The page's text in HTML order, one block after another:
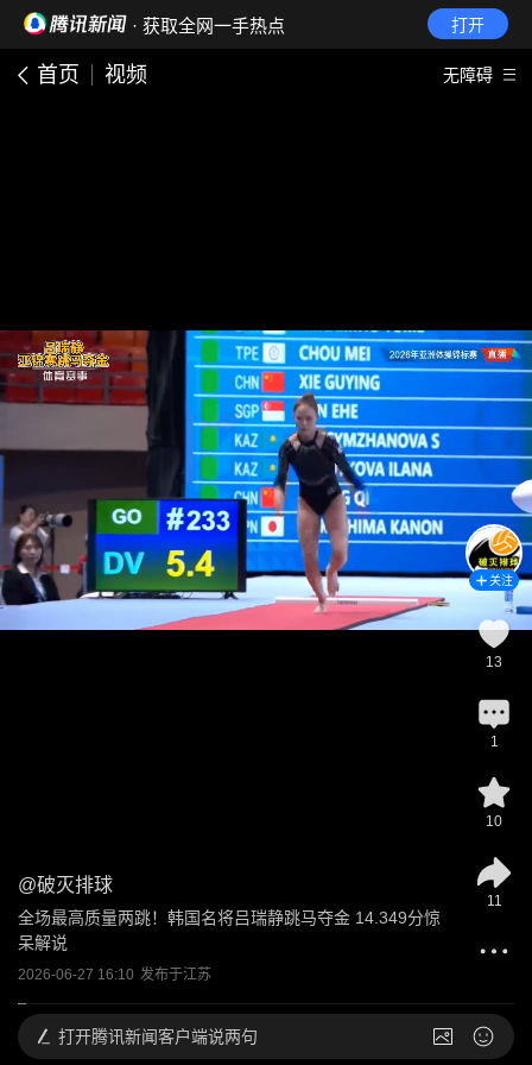
· 获取全网一手热点 打开
首页 视频 无障碍
@破灭排球
全场最高质量两跳！韩国名将吕瑞静跳马夺金 14.349分惊
呆解说
2026-06-27 16:10 发布于江苏
关注
13
1
10
11
打开腾讯新闻客户端说两句